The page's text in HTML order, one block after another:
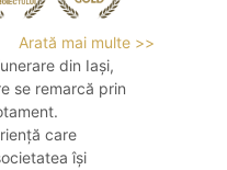
Arată mai multe >>
din Iași,
se remarcă prin
care
își